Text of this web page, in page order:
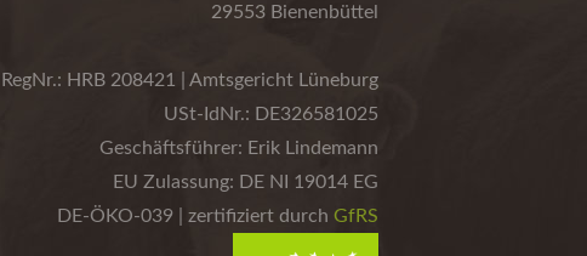
29553 Bienenbüttel
RegNr.: HRB 208421 | Amtsgericht Lüneburg
USt-IdNr.: DE326581025
Geschäftsführer: Erik Lindemann
EU Zulassung: DE NI 19014 EG
DE-ÖKO-039 | zertifiziert durch GfRS